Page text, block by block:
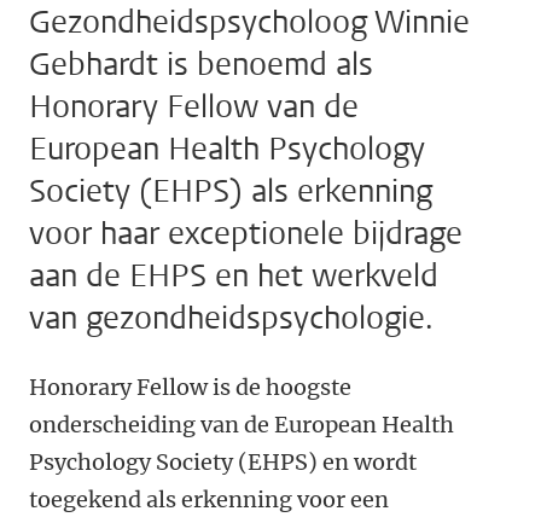
Gezondheidspsycholoog Winnie
Gebhardt is benoemd als
Honorary Fellow van de
European Health Psychology
Society (EHPS) als erkenning
voor haar exceptionele bijdrage
aan de EHPS en het werkveld
van gezondheidspsychologie.
Honorary Fellow is de hoogste
onderscheiding van de European Health
Psychology Society (EHPS) en wordt
toegekend als erkenning voor een